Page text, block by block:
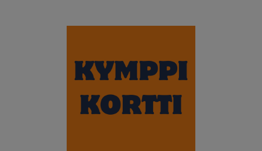
ostoksen jälkeen yhteydessä verkkosivujen WhatsApp -